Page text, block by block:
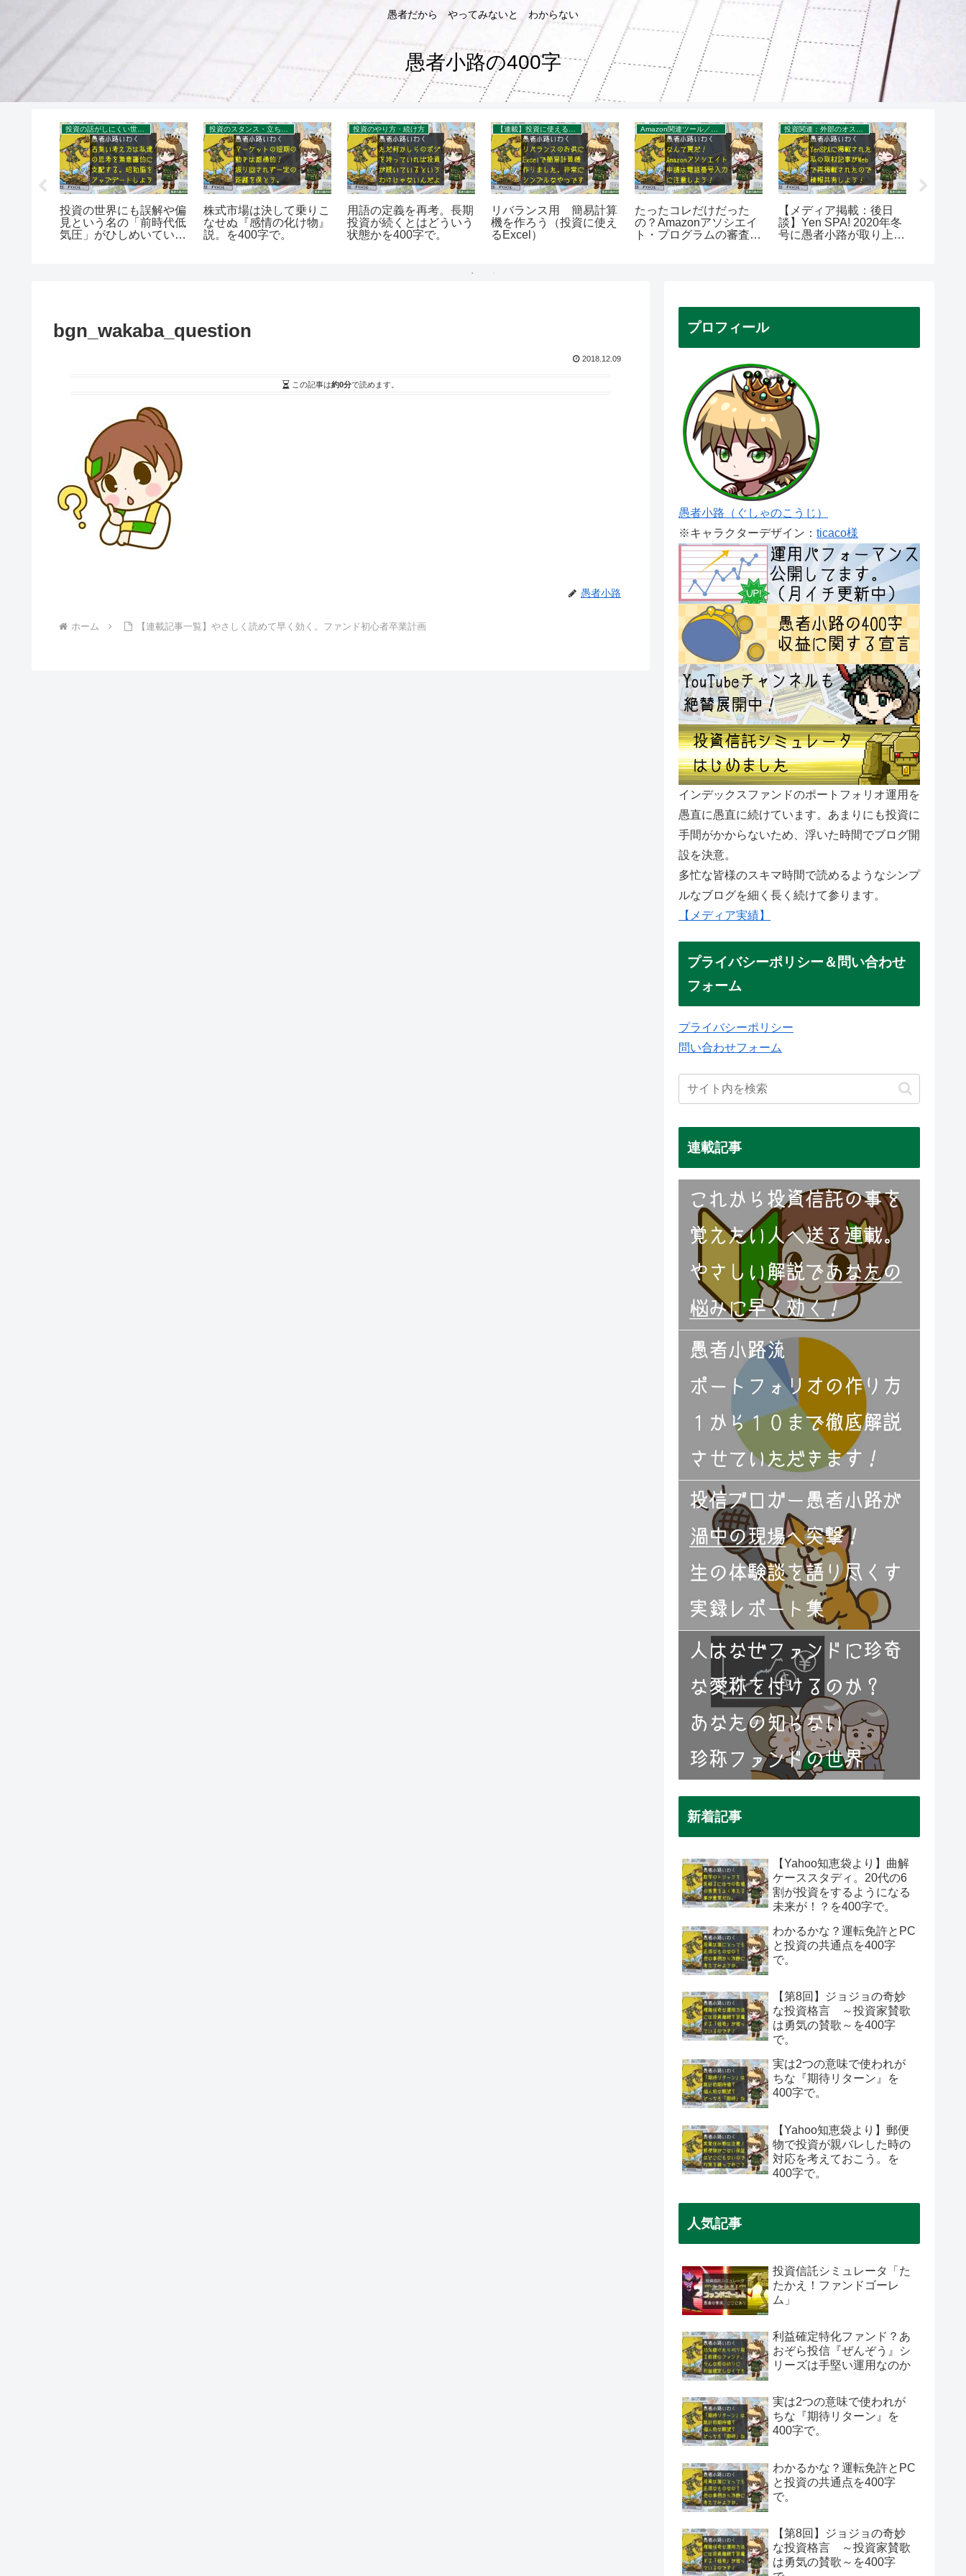
愚者だから やってみないと わからない
愚者小路の400字
投資の話がしにくい世の中
投資の世界にも誤解や偏
見という名の「前時代低
気圧」がひしめいてい
投資のスタンス・立ち位置を考える
株式市場は決して乗りこ
なせぬ『感情の化け物』
説。を400字で。
投資のやり方・続け方
用語の定義を再考。長期
投資が続くとはどういう
状態かを400字で。
【連載】投資に使えるExcel
リバランス用 簡易計算
機を作ろう（投資に使え
るExcel）
Amazon関連ツール／サービス
たったコレだけだった
の？Amazonアソシエイ
ト・プログラムの審査に
投資関連：外部のオススメ記事・セミナー・書籍
【メディア掲載：後日
談】Yen SPA! 2020年冬
号に愚者小路が取り上げ
bgn_wakaba_question
2018.12.09
この記事は約0分で読めます。
愚者小路
ホーム 【連載記事一覧】やさしく読めて早く効く。ファンド初心者卒業計画
プロフィール
愚者小路（ぐしゃのこうじ）
※キャラクターデザイン： ticaco様
インデックスファンドのポートフォリオ運用を
愚直に愚直に続けています。あまりにも投資に
手間がかからないため、浮いた時間でブログ開
設を決意。
多忙な皆様のスキマ時間で読めるようなシンプ
ルなブログを細く長く続けて参ります。
【メディア実績】
プライバシーポリシー＆問い合わせ
フォーム
プライバシーポリシー
問い合わせフォーム
連載記事
新着記事
【Yahoo知恵袋より】曲解
ケーススタディ。20代の6
割が投資をするようになる
未来が！？を400字で。
わかるかな？運転免許とPC
と投資の共通点を400字
で。
【第8回】ジョジョの奇妙
な投資格言 ～投資家賛歌
は勇気の賛歌～を400字
で。
実は2つの意味で使われが
ちな『期待リターン』を
400字で。
【Yahoo知恵袋より】郵便
物で投資が親バレした時の
対応を考えておこう。を
400字で。
人気記事
投資信託シミュレータ「た
たかえ！ファンドゴーレ
ム」
利益確定特化ファンド？あ
おぞら投信『ぜんぞう』シ
リーズは手堅い運用なのか
実は2つの意味で使われが
ちな『期待リターン』を
400字で。
わかるかな？運転免許とPC
と投資の共通点を400字
で。
【第8回】ジョジョの奇妙
な投資格言 ～投資家賛歌
は勇気の賛歌～を400字